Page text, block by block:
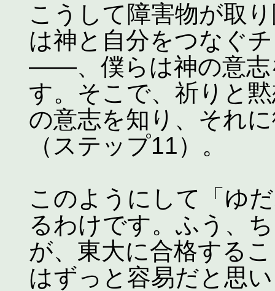
こうして障害物が取
は神と自分をつなぐ
――、僕らは神の意志
す。そこで、祈りと
の意志を知り、それ
（ステップ11）。
このようにして「ゆ
るわけです。ふう、
が、東大に合格する
はずっと容易だと思